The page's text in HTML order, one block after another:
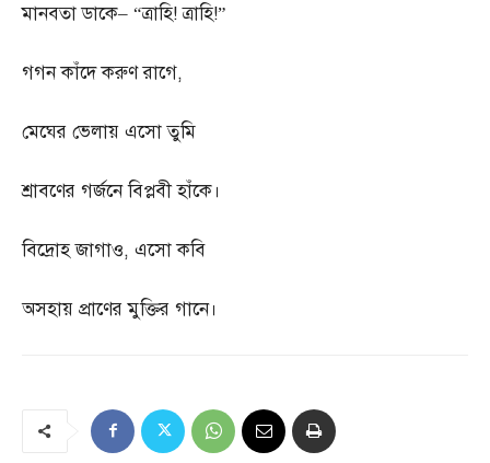
মানবতা ডাকে– “ত্রাহি!ত্রাহি!”
গগন কাঁদে করুণ রাগে,
মেঘের ভেলায় এসো তুমি
শ্রাবণের গর্জনে বিপ্লবী হাঁকে।
বিদ্রোহ জাগাও, এসো কবি
অসহায় প্রাণের মুক্তির গানে।